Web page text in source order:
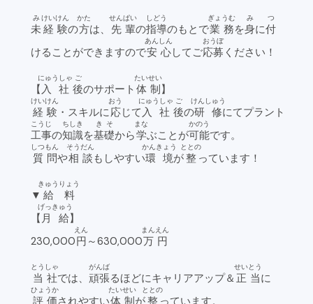
未
み
経験
けいけん
の方
かた
は、 先輩
せんぱい
の指導
しどう
のもとで業務
ぎょうむ
を身
み
に付
つ
けることができますので安心
あんしん
してご応募
おうぼ
ください！
【 入社
にゅうしゃ
後
ご
のサポート 体制
たいせい
】
経験
けいけん
・スキルに応
おう
じて 入社
にゅうしゃ
後
ご
の研修
けんしゅう
にてプラント
工事
こうじ
の知識
ちしき
を基礎
きそ
から学
まな
ぶことが可能
かのう
です。
質問
しつもん
や相談
そうだん
もしやすい環境
かんきょう
が整
ととの
っています！
▼ 給料
きゅうりょう
【 月給
げっきゅう
】
230,000円
えん
～630,000万
まん
円
えん
当社
とうしゃ
では、頑張
がんば
るほどにキャリアアップ＆ 正当
せいとう
に
評価
ひょうか
されやすい体制
たいせい
が整
ととの
っています。